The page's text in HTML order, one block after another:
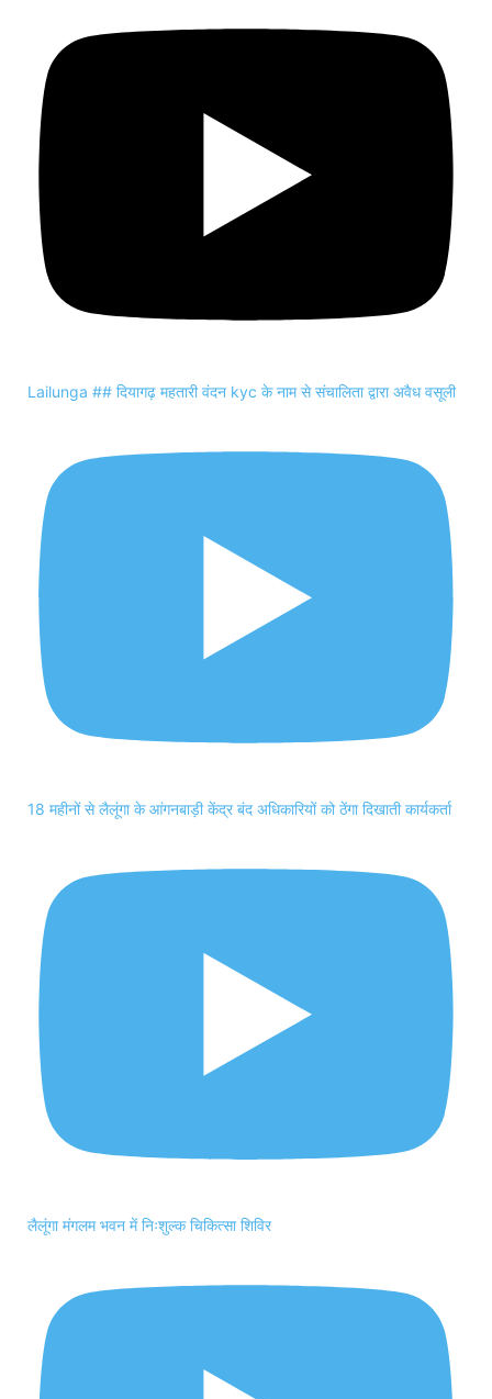
Lailunga ## दियागढ़ महतारी वंदन kyc के नाम से संचालिता द्वारा अवैध वसूली
18 महीनों से लैलूंगा के आंगनबाड़ी केंद्र बंद अधिकारियों को ठेंगा दिखाती कार्यकर्ता
लैलूंगा मंगलम भवन में निःशुल्क चिकित्सा शिविर